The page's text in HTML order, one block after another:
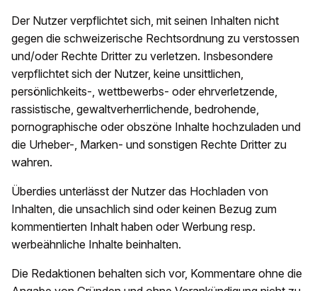
Der Nutzer verpflichtet sich, mit seinen Inhalten nicht
gegen die schweizerische Rechtsordnung zu verstossen
und/oder Rechte Dritter zu verletzen. Insbesondere
verpflichtet sich der Nutzer, keine unsittlichen,
persönlichkeits-, wettbewerbs- oder ehrverletzende,
rassistische, gewaltverherrlichende, bedrohende,
pornographische oder obszöne Inhalte hochzuladen und
die Urheber-, Marken- und sonstigen Rechte Dritter zu
wahren.
Überdies unterlässt der Nutzer das Hochladen von
Inhalten, die unsachlich sind oder keinen Bezug zum
kommentierten Inhalt haben oder Werbung resp.
werbeähnliche Inhalte beinhalten.
Die Redaktionen behalten sich vor, Kommentare ohne die